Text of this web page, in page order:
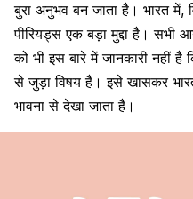
बुरा अनुभव बन जाता है। भारत में,
पीरियड्स एक बड़ा मुद्दा है। सभी
को भी इस बारे में जानकारी नहीं है
से जुड़ा विषय है। इसे खासकर
भावना से देखा जाता है।